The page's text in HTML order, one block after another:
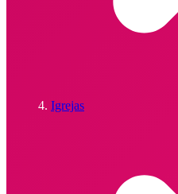
Igrejas